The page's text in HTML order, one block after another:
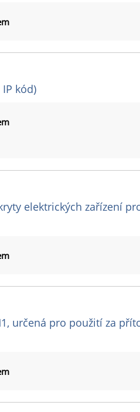
kód)
elektrických zařízení
určená pro použití za